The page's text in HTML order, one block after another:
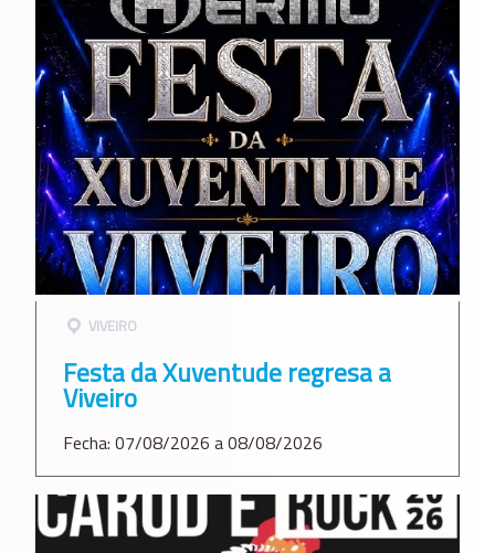
VIVEIRO
Festa da Xuventude regresa a
Viveiro
Fecha: 07/08/2026 a 08/08/2026